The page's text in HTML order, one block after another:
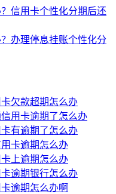
信用卡个性化分期后还
办理停息挂账个性化分
欠款超期怎么办
用卡逾期了怎么办
有逾期了怎么办
卡逾期怎么办
上逾期怎么办
逾期银行怎么办
逾期怎么办啊